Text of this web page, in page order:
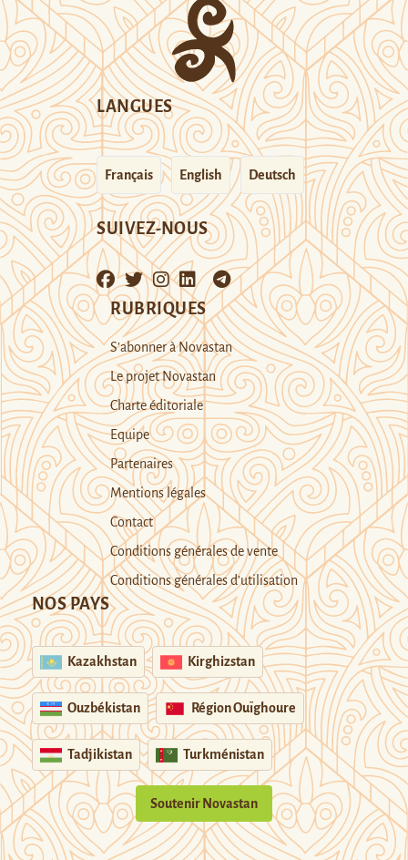
LANGUES
Français English Deutsch
SUIVEZ-NOUS
RUBRIQUES
S’abonner à Novastan
Le projet Novastan
Charte éditoriale
Equipe
Partenaires
Mentions légales
Contact
Conditions générales de vente
Conditions générales d’utilisation
NOS PAYS
Kazakhstan Kirghizstan
Ouzbékistan Région Ouïghoure
Tadjikistan Turkménistan
Soutenir Novastan